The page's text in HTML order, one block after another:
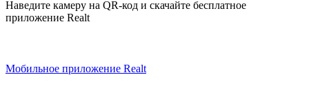
Наведите камеру на QR-код и скачайте бесплатное
приложение Realt
Мобильное приложение Realt